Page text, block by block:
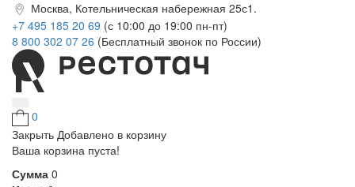
Москва, Котельническая набережная 25с1.
+7 495 185 20 69 (с 10:00 до 19:00 пн-пт)
8 800 302 07 26 (Бесплатный звонок по России)
0
Закрыть Добавлено в корзину
Ваша корзина пуста!
Сумма 0